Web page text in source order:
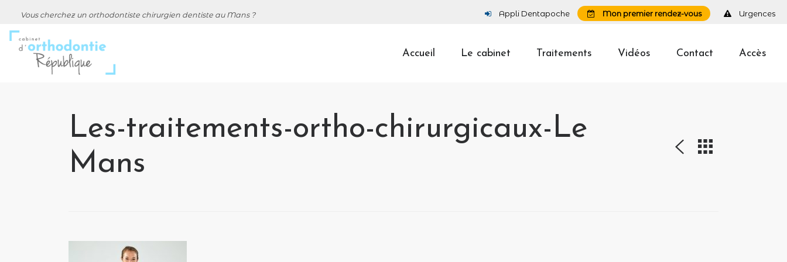
Vous cherchez un orthodontiste chirurgien dentiste au Mans ? Appli Dentapoche Mon premier rendez-vous Urgences
Accueil Le cabinet Traitements Vidéos Contact Accès
Les-traitements-ortho-chirurgicaux-Le
Mans